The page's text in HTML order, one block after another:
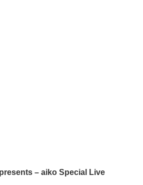
– aiko Special Live